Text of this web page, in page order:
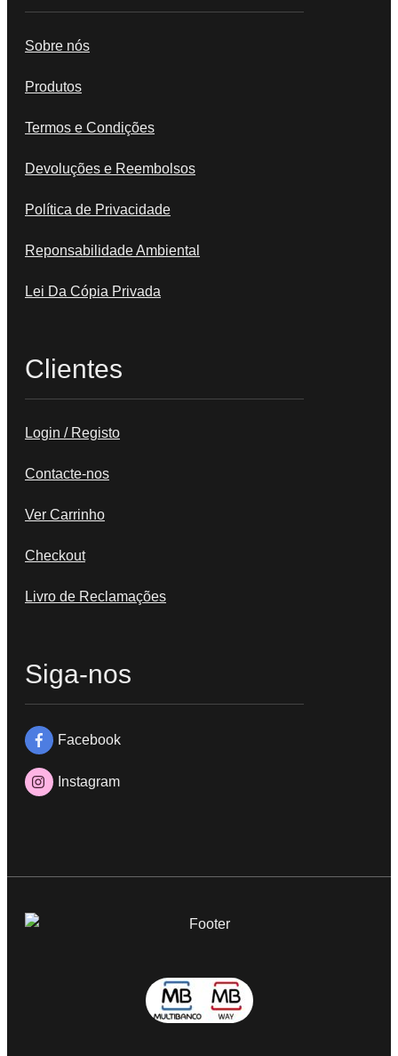
Sobre nós
Produtos
Termos e Condições
Devoluções e Reembolsos
Política de Privacidade
Reponsabilidade Ambiental
Lei Da Cópia Privada
Clientes
Login / Registo
Contacte-nos
Ver Carrinho
Checkout
Livro de Reclamações
Siga-nos
Facebook
Instagram